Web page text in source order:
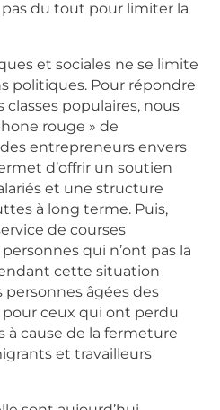
du tout pour limiter la
et sociales ne se limite
politiques. Pour répondre
classes populaires, nous
rouge » de
entrepreneurs envers
d’offrir un soutien
et une structure
à long terme. Puis,
de courses
qui n’ont pas la
cette situation
âgées des
ceux qui ont perdu
à cause de la fermeture
et travailleurs